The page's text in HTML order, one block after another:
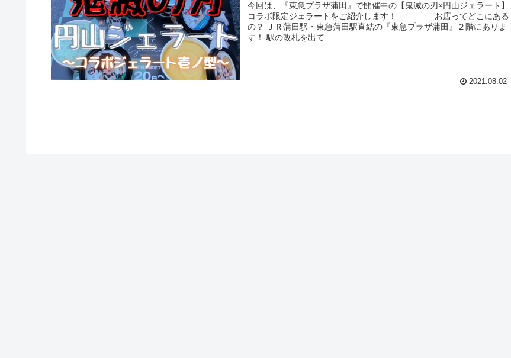
今回は、『東急プラザ蒲田』で開催中の【鬼滅の刃×円山ジェラート】
コラボ限定ジェラートをご紹介します！ お店ってどこにある
の？ ＪＲ蒲田駅・東急蒲田駅直結の『東急プラザ蒲田』２階にありま
す！ 駅の改札を出て...
2021.08.02